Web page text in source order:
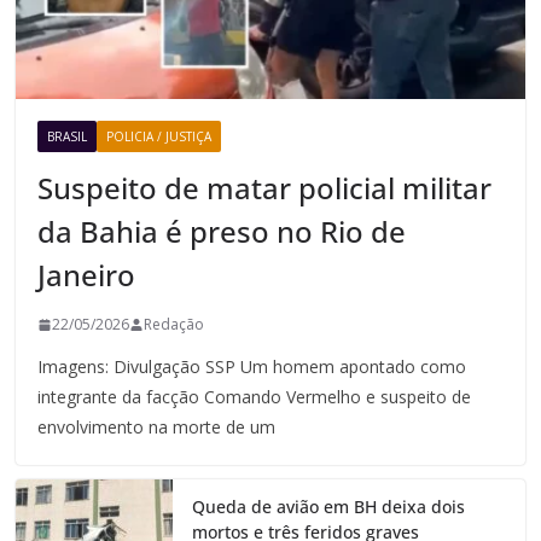
BRASIL POLICIA / JUSTIÇA
Suspeito de matar policial militar
da Bahia é preso no Rio de
Janeiro
22/05/2026 Redação
Imagens: Divulgação SSP Um homem apontado como
integrante da facção Comando Vermelho e suspeito de
envolvimento na morte de um
Queda de avião em BH deixa dois
mortos e três feridos graves